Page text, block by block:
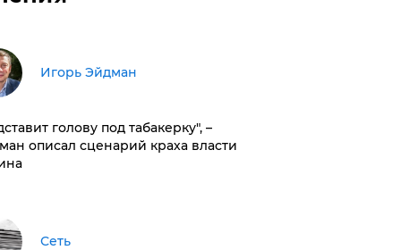
Игорь Эйдман
голову под табакерку", –
описал сценарий краха власти
Сеть